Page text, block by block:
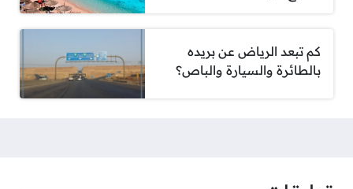
كم تبعد الرياض عن بريده
بالطائرة والسيارة والباص؟